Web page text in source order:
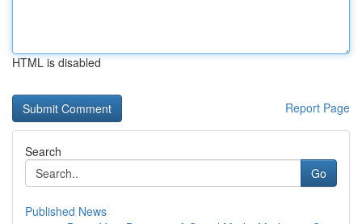
HTML is disabled
Report Page
Search
Go
Published News